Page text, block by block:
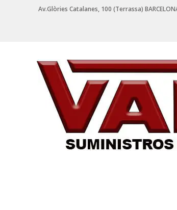
Av.Glòries Catalanes, 100 (Terrassa)
VALPI
SUMINISTROS
INDUSTRIALES
Suministros
Industriales